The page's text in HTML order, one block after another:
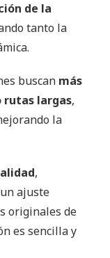
de la
tanto la
buscan más
rutas largas,
la
,
ajuste
originales de
es sencilla y